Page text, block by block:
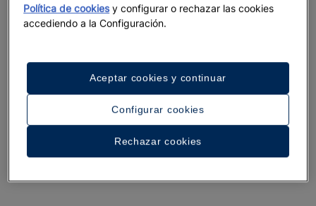
Política de cookiesy configurar o rechazar las cookies
accediendo a la Configuración.
Configurar cookies
Rechazar cookies
Aceptar cookies y continuar